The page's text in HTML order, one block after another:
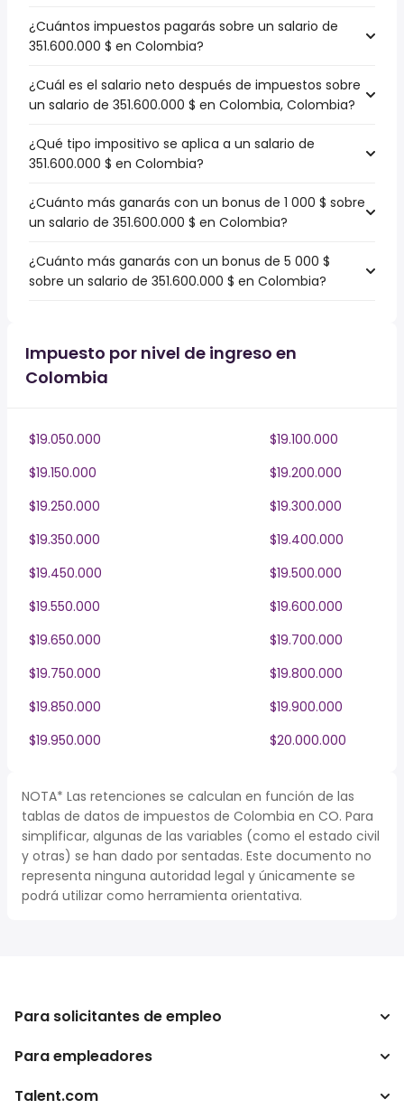
¿Cuántos impuestos pagarás sobre un salario de
351.600.000 $ en Colombia?
¿Cuál es el salario neto después de impuestos sobre
un salario de 351.600.000 $ en Colombia, Colombia?
¿Qué tipo impositivo se aplica a un salario de
351.600.000 $ en Colombia?
¿Cuánto más ganarás con un bonus de 1 000 $ sobre
un salario de 351.600.000 $ en Colombia?
¿Cuánto más ganarás con un bonus de 5 000 $
sobre un salario de 351.600.000 $ en Colombia?
Impuesto por nivel de ingreso en
Colombia
$19.050.000
$19.100.000
$19.150.000
$19.200.000
$19.250.000
$19.300.000
$19.350.000
$19.400.000
$19.450.000
$19.500.000
$19.550.000
$19.600.000
$19.650.000
$19.700.000
$19.750.000
$19.800.000
$19.850.000
$19.900.000
$19.950.000
$20.000.000
NOTA* Las retenciones se calculan en función de las
tablas de datos de impuestos de Colombia en CO. Para
simplificar, algunas de las variables (como el estado civil
y otras) se han dado por sentadas. Este documento no
representa ninguna autoridad legal y únicamente se
podrá utilizar como herramienta orientativa.
Para solicitantes de empleo
Buscador de trabajo
Para empleadores
Empresa
Talent.com